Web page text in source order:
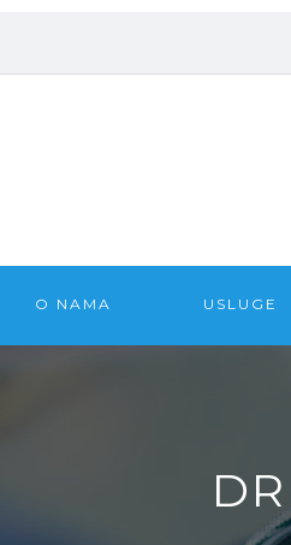
O NAMA USLUGE